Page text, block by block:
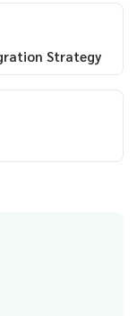
Strategy